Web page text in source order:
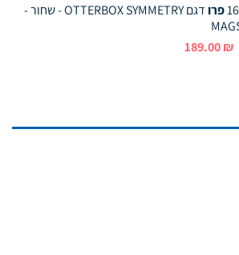
היה:
219.00 ₪.
הוא:
פרו
דגם OTTERBOX SYMMETRY - שחור -
המחיר
189.00₪
המחיר